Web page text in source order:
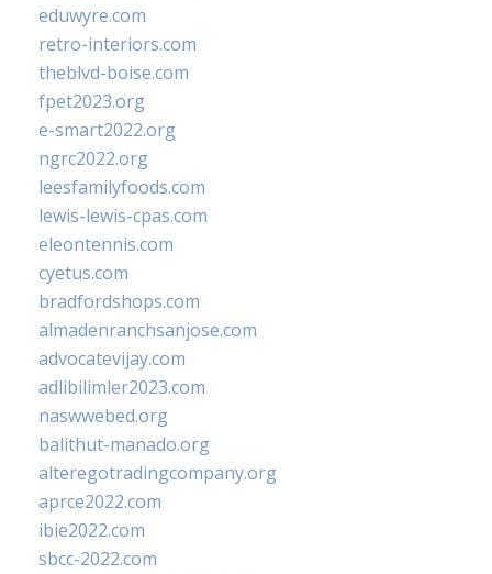
eduwyre.com
retro-interiors.com
theblvd-boise.com
fpet2023.org
e-smart2022.org
ngrc2022.org
leesfamilyfoods.com
lewis-lewis-cpas.com
eleontennis.com
cyetus.com
bradfordshops.com
almadenranchsanjose.com
advocatevijay.com
adlibilimler2023.com
naswwebed.org
balithut-manado.org
alteregotradingcompany.org
aprce2022.com
ibie2022.com
sbcc-2022.com